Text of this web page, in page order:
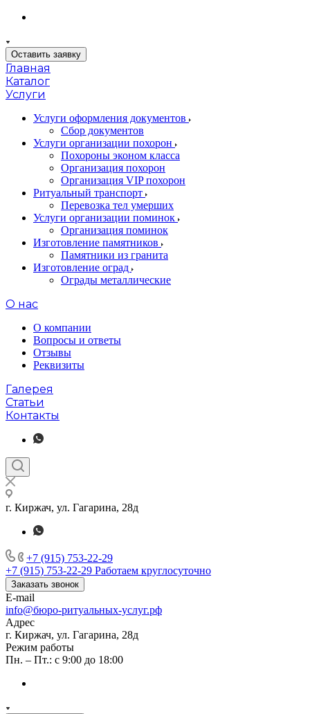
Оставить заявку
Главная
Каталог
Услуги
Услуги оформления документов
Сбор документов
Услуги организации похорон
Похороны эконом класса
Организация похорон
Организация VIP похорон
Ритуальный транспорт
Перевозка тел умерших
Услуги организации поминок
Организация поминок
Изготовление памятников
Памятники из гранита
Изготовление оград
Ограды металлические
О нас
О компании
Вопросы и ответы
Отзывы
Реквизиты
Галерея
Статьи
Контакты
г. Киржач, ул. Гагарина, 28д
+7 (915) 753-22-29
+7 (915) 753-22-29 Работаем круглосуточно
Заказать звонок
E-mail
info@бюро-ритуальных-услуг.рф
Адрес
г. Киржач, ул. Гагарина, 28д
Режим работы
Пн. – Пт.: с 9:00 до 18:00